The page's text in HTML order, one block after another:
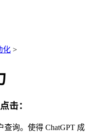
化 >
点击：
询。使得 ChatGPT 成